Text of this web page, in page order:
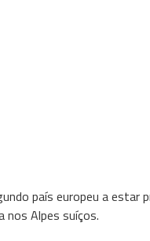
país europeu a
nos Alpes suíços.